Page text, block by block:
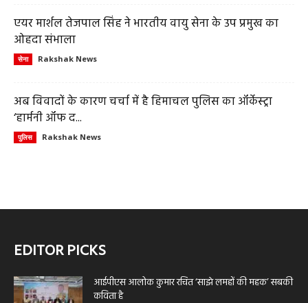
एयर मार्शल तेजपाल सिंह ने भारतीय वायु सेना के उप प्रमुख का
ओहदा संभाला
सेना Rakshak News
अब विवादों के कारण चर्चा में है हिमाचल पुलिस का ऑर्केस्ट्रा
‘हार्मनी ऑफ द...
पुलिस Rakshak News
EDITOR PICKS
आईपीएस आलोक कुमार रचित ‘साझे लमहों की महक’ सबकी
कविता है